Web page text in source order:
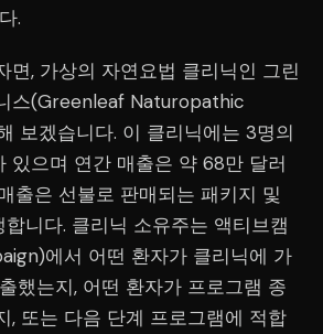
.
면, 가상의 자연요법 클리닉인 그린
스(Greenleaf Naturopathic
보겠습니다. 이 클리닉에는 3명의
있으며 연간 매출은 약 68만 달러
출은 선불로 판매되는 패키지 및
니다. 클리닉 소유주는 액티브캠
에서 어떤 환자가 클리닉에 가
했는지, 어떤 환자가 프로그램 종
, 또는 다음 단계 프로그램에 적합